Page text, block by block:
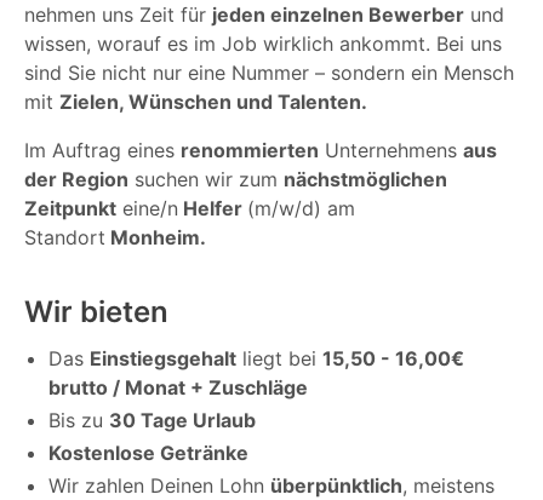
nehmen uns Zeit für jeden einzelnen Bewerber und
wissen, worauf es im Job wirklich ankommt. Bei uns
sind Sie nicht nur eine Nummer – sondern ein Mensch
mit Zielen, Wünschen und Talenten.
Im Auftrag eines renommierten Unternehmens aus
der Region suchen wir zum nächstmöglichen
Zeitpunkt eine/n Helfer (m/w/d) am
Standort Monheim.
Wir bieten
Das Einstiegsgehalt liegt bei 15,50 - 16,00€
brutto / Monat + Zuschläge
Bis zu 30 Tage Urlaub
Kostenlose Getränke
Wir zahlen Deinen Lohn überpünktlich, meistens